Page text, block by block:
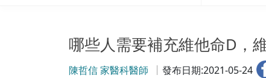
哪些人需要補充維他命D，
陳哲信 家醫科醫師 發布日期:2021-05-24